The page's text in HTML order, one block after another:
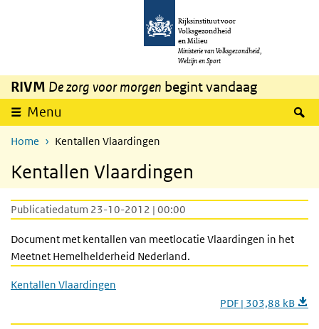
Overslaan en naar de inhoud gaan
Rijksinstituut voor
Volksgezondheid
en Milieu
Ministerie van Volksgezondheid,
Welzijn en Sport
RIVM De zorg voor morgen begint vandaag
Menu
Home Kentallen Vlaardingen
Kentallen Vlaardingen
Publicatiedatum 23-10-2012 | 00:00
Document met kentallen van meetlocatie Vlaardingen in het
Meetnet Hemelhelderheid Nederland.
Kentallen Vlaardingen
PDF | 303,88 kB